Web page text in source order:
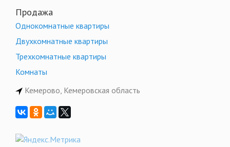
Продажа
Однокомнатные квартиры
Двухкомнатные квартиры
Трехкомнатные квартиры
Комнаты
Кемерово, Кемеровская область